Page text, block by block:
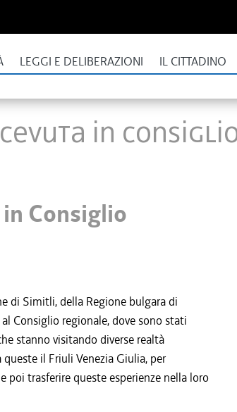
LEGGI E DELIBERAZIONI IL CITTADINO
in
Consiglio
di Simitli, della Regione bulgara di
Consiglio regionale, dove sono stati
stanno visitando diverse realtà
il Friuli Venezia Giulia, per
poi trasferire queste esperienze nella loro